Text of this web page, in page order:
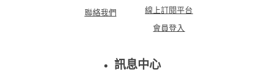
聯絡我們 線上訂閱平台
會員登入
訊息中心